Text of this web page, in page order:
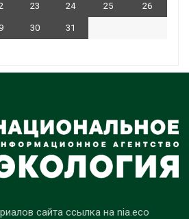
23 24 25 26
30
31
сайта ссылка на nia.eco